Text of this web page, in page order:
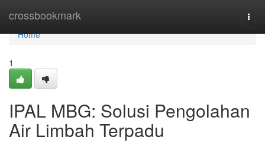
crossbookmark
Home
Home
1
IPAL MBG: Solusi Pengolahan
Air Limbah Terpadu